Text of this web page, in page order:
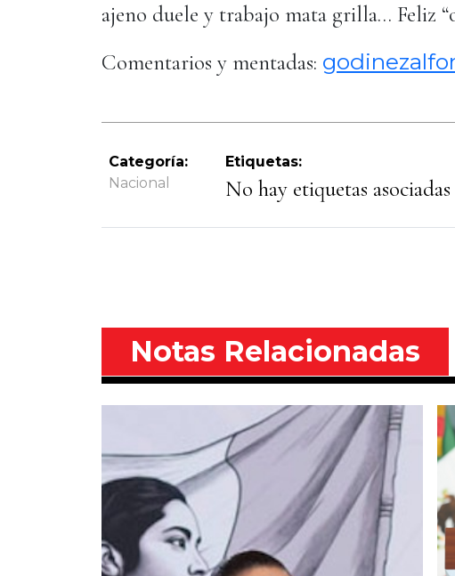
ajeno duele y trabajo mata grilla… Feliz
Comentarios y mentadas:
Categoría:
Nacional
Etiquetas:
No hay etiquetas
Notas Relacionadas